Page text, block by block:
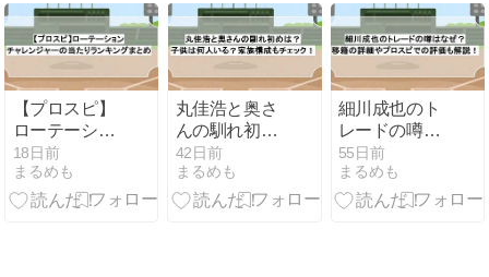
悪？
【プロスピ】
ローテーショ
ンチャレンジ
ャーの当たり
ランキングま
18日前
まるめも
丸佳浩と奥さ
んの馴れ初め
は？子供は何
人いる？家族
構成もチェッ
42日前
まるめも
細川成也のト
レードの噂は
なぜ？移籍の
詳細やプロス
ピでの評価も
55日前
まるめも